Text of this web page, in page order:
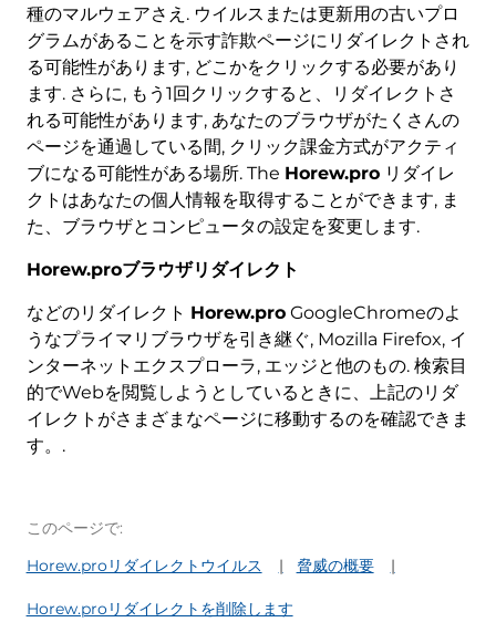
種のマルウェアさえ. ウイルスまたは更新用の古いプロ
グラムがあることを示す詐欺ページにリダイレクトされ
る可能性があります, どこかをクリックする必要があり
ます. さらに, もう1回クリックすると、リダイレクトさ
れる可能性があります, あなたのブラウザがたくさんの
ページを通過している間, クリック課金方式がアクティ
ブになる可能性がある場所. The Horew.proリダイレ
クトはあなたの個人情報を取得することができます, ま
た、ブラウザとコンピュータの設定を変更します.
Horew.proブラウザリダイレクト
などのリダイレクト Horew.proGoogleChromeのよ
うなプライマリブラウザを引き継ぐ, Mozilla Firefox, イ
ンターネットエクスプローラ, エッジと他のもの. 検索目
的でWebを閲覧しようとしているときに、上記のリダ
イレクトがさまざまなページに移動するのを確認できま
す。.
このページで:
Horew.proリダイレクトウイルス
脅威の概要
Horew.proリダイレクトを削除します